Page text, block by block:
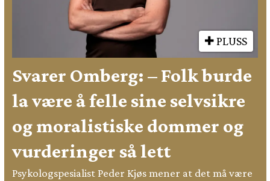
PLUSS
Svarer Omberg: – Folk burde
la være å felle sine selvsikre
og moralistiske dommer og
vurderinger så lett
Psykologspesialist Peder Kjøs mener at det må være